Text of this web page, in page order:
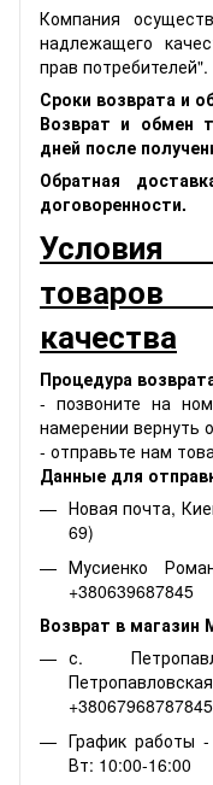
Компания
надлежащего
прав потребителей".
Сроки возврата и
Возврат и обмен
дней после
Обратная
договоренности.
качества
Процедура
- позвоните на
намерении вернуть
- отправьте нам
Данные для
Новая почта,
69)
Мусиенко
+380639687845
Возврат в магазин
с.
+38067968787845
График работы
Вт: 10:00-16:00